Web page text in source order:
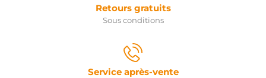
Retours gratuits
Sous conditions
Service après-vente